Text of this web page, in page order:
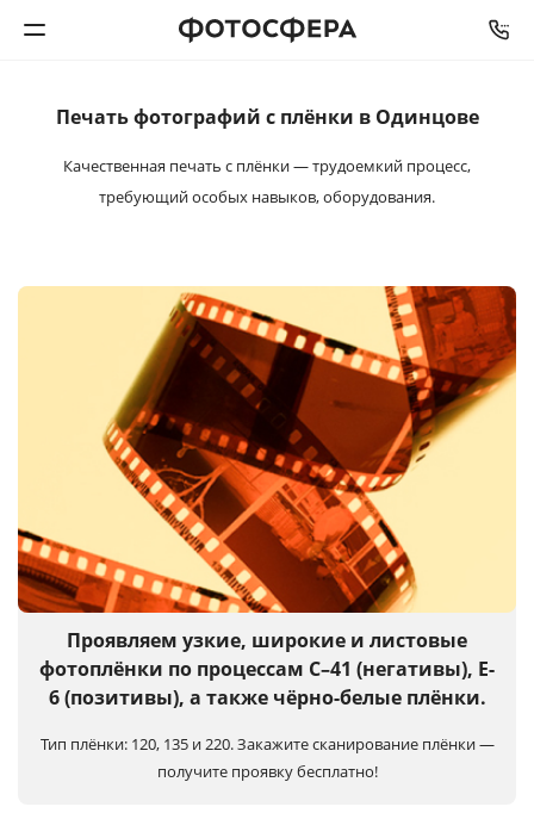
Печать фото
Интерьерная печать
Багетная мастерская
Услуги и сервис
Печать фотографий с плёнки в Одинцове
Качественная печать с плёнки — трудоемкий процесс,
требующий особых навыков, оборудования.
Проявляем узкие, широкие и листовые
фотоплёнки по процессам C–41 (негативы), E-
6 (позитивы), а также чёрно-белые плёнки.
Тип плёнки: 120, 135 и 220.Закажите сканирование плёнки —
получите проявку бесплатно!